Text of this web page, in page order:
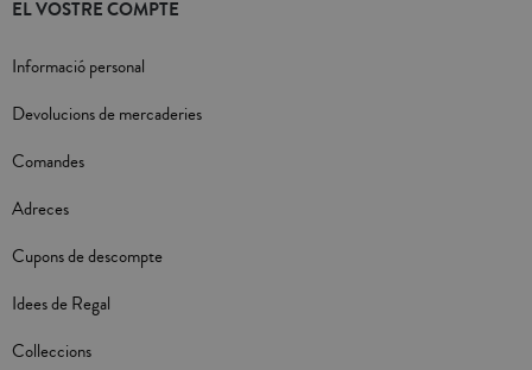
EL VOSTRE COMPTE
Informació personal
Devolucions de mercaderies
Comandes
Adreces
Cupons de descompte
Idees de Regal
Colleccions